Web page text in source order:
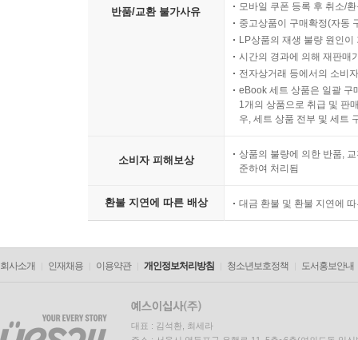
반품/교환 불가사유
모바일 쿠폰 등록 후 취소/
중고상품이 구매확정(자동
LP상품의 재생 불량 원인
시간의 경과에 의해 재판매
전자상거래 등에서의 소비
eBook 세트 상품은 일괄 구
1개의 상품으로 취급 및 판
우, 세트 상품 전부 및 세트
소비자 피해보상
상품의 불량에 의한 반품,
준하여 처리됨
환불 지연에 따른 배상 대금 환불 및 환불 지연에
회사소개 인재채용 이용약관 개인정보처리방침 청소년보호정책 도서홍보안내
대표 : 김석환, 최세라